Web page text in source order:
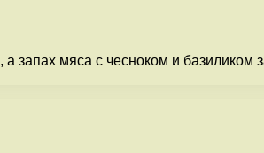
запах мяса с чесноком и базиликом